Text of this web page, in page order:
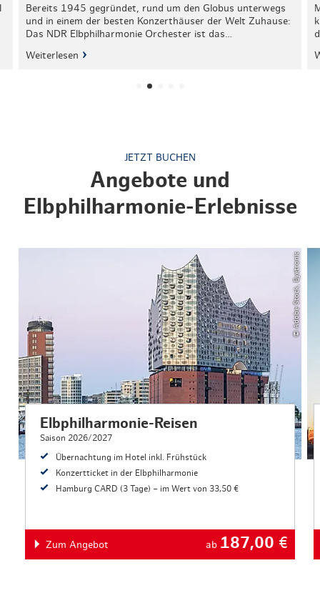
Bereits 1945 gegründet, rund um den Globus unterwegs
und in einem der besten Konzerthäuser der Welt Zuhause:
Das NDR Elbphilharmonie Orchester ist das…
Weiterlesen
JETZT BUCHEN
Angebote und
Elbphilharmonie-Erlebnisse
© Adobe Stock, Eyetronic
Elbphilharmonie-Reisen
Saison 2026/2027
Übernachtung im Hotel inkl. Frühstück
Konzertticket in der Elbphilharmonie
Hamburg CARD (3 Tage) – im Wert von 33,50 €
Zum Angebot ab 187,00 €